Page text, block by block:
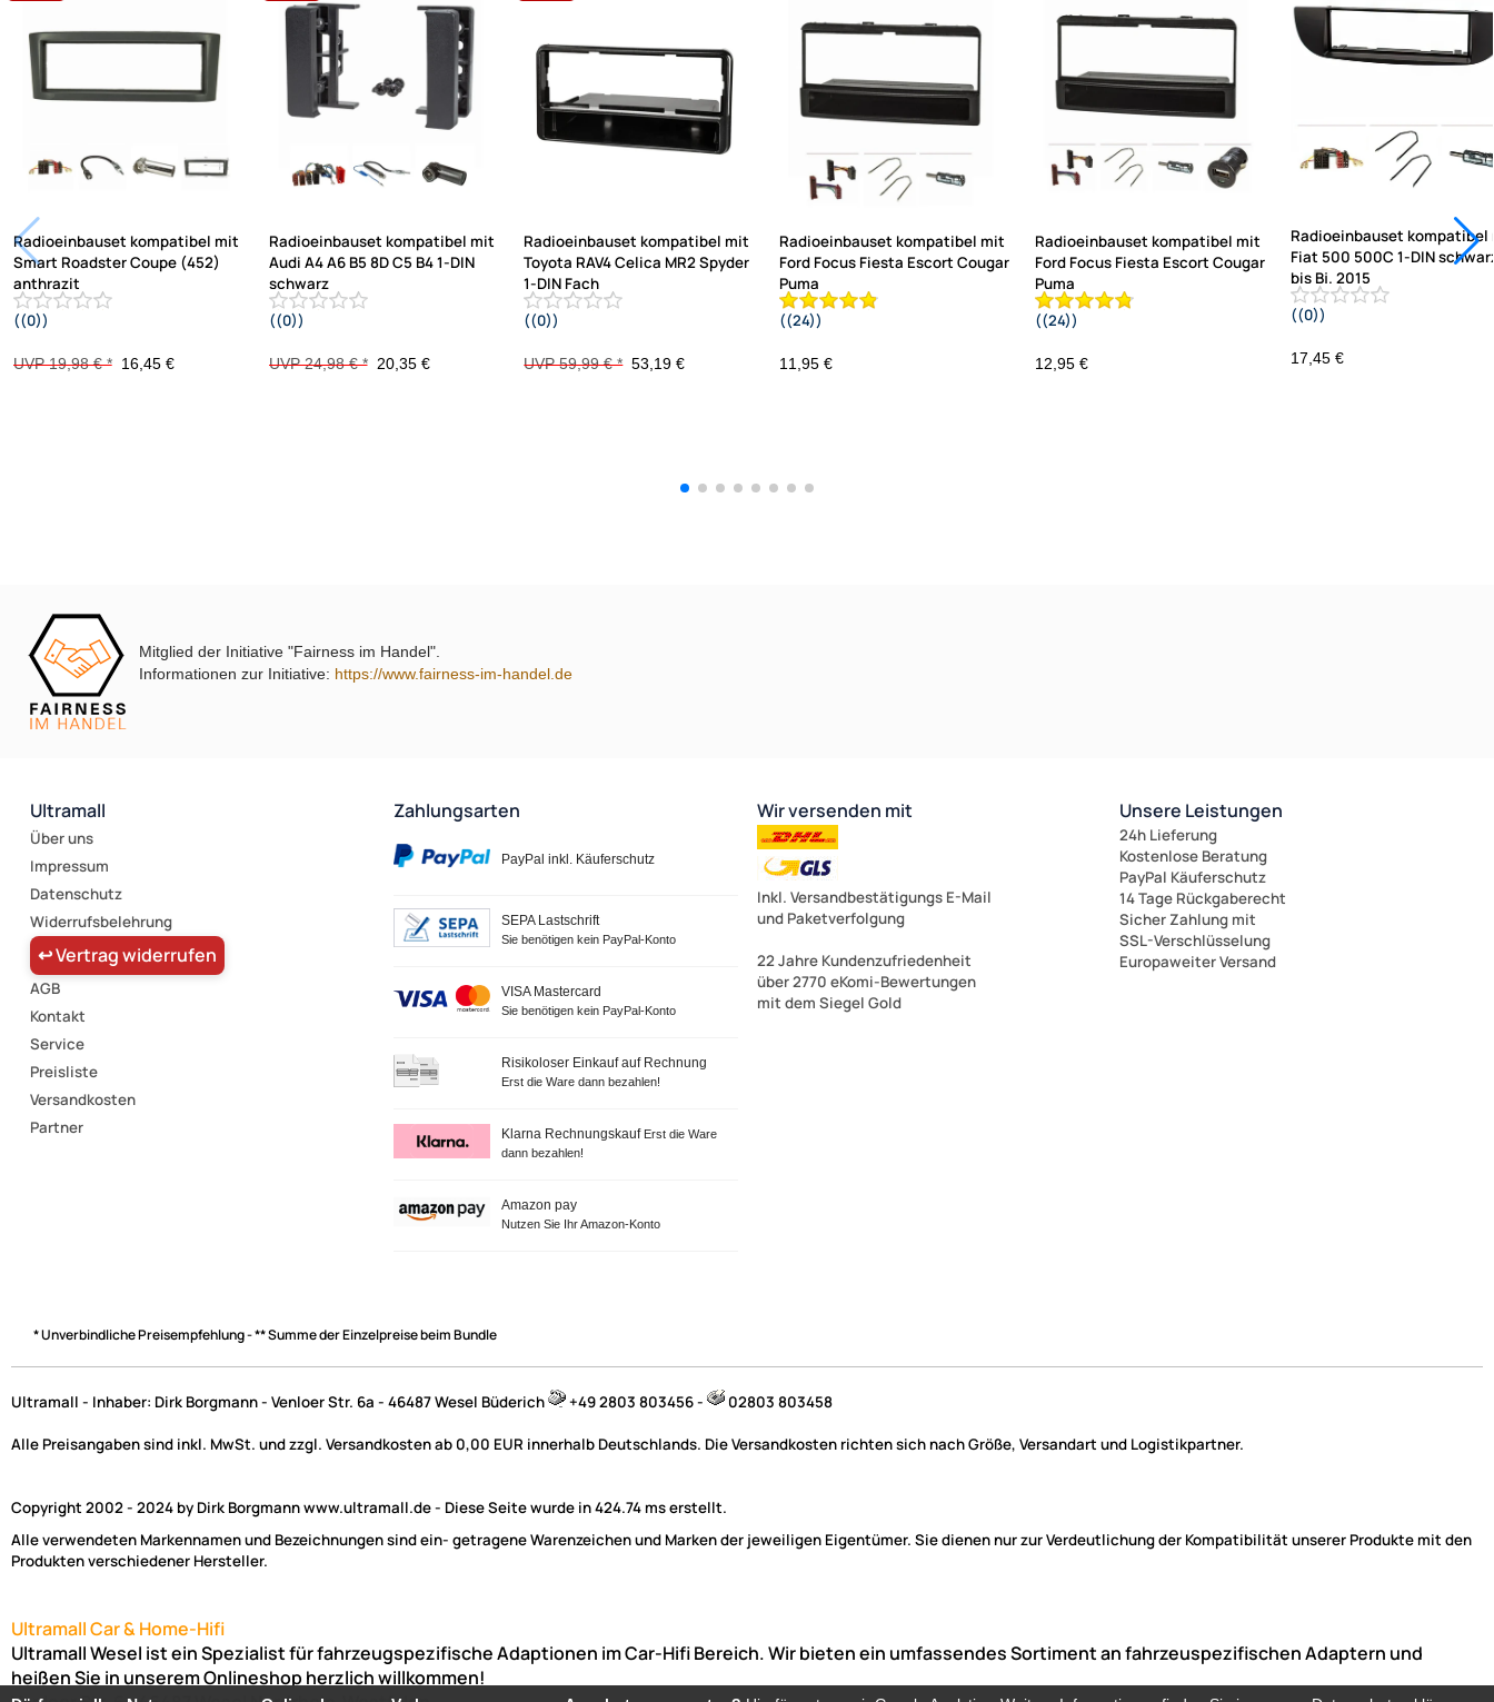
Radioeinbauset kompatibel mit
Smart Roadster Coupe (452)
anthrazit
2003-2005
((0))
UVP 19,98 € *16,45 €
Radioeinbauset kompatibel mit
Audi A4 A6 B5 8D C5 B4 1-DIN
schwarz
((0))
UVP 24,98 € *20,35 €
Radioeinbauset kompatibel mit
Toyota RAV4 Celica MR2 Spyder
1-DIN Fach
schwarz
((0))
UVP 59,99 € *53,19 €
Radioeinbauset kompatibel mit
Ford Focus Fiesta Escort Cougar
Puma
Mondeo Mondeo Transit mit
Ablagefach Radioadapter ISO
((24))
11,95 €
Radioeinbauset kompatibel mit
Ford Focus Fiesta Escort Cougar
Puma
Mondeo Mondeo Transit mit
Ablagefach Radioadapter ISO
((24))
12,95 €
Radioeinbauset kompatibel
Fiat 500 500C 1-DIN
bis Bj. 2015
((0))
17,45 €
Mitglied der Initiative "Fairness im Handel".
Informationen zur Initiative: https://www.fairness-im-handel.de
Ultramall
Über uns
Impressum
Datenschutz
Widerrufsbelehrung
↩ Vertrag widerrufen
AGB
Kontakt
Service
Preisliste
Versandkosten
Partner
Zahlungsarten
PayPal inkl. Käuferschutz
SEPA Lastschrift
Sie benötigen kein PayPal-Konto
VISA Mastercard
Sie benötigen kein PayPal-Konto
Risikoloser Einkauf auf Rechnung
Erst die Ware dann bezahlen!
Klarna Rechnungskauf Erst die Ware
dann bezahlen!
Amazon pay
Nutzen Sie Ihr Amazon-Konto
Wir versenden mit
Inkl. Versandbestätigungs E-Mail
und Paketverfolgung
22 Jahre Kundenzufriedenheit
über 2770 eKomi-Bewertungen
mit dem Siegel Gold
Unsere Leistungen
24h Lieferung
Kostenlose Beratung
PayPal Käuferschutz
14 Tage Rückgaberecht
Sicher Zahlung mit
SSL-Verschlüsselung
Europaweiter Versand
* Unverbindliche Preisempfehlung - ** Summe der Einzelpreise beim Bundle
Ultramall - Inhaber: Dirk Borgmann - Venloer Str. 6a - 46487 Wesel Büderich +49 2803 803456 - 02803 803458
Alle Preisangaben sind inkl. MwSt. und zzgl. Versandkosten ab 0,00 EUR innerhalb Deutschlands. Die Versandkosten richten sich nach Größe, Versandart und Logistikpartner.
Copyright 2002 - 2024 by Dirk Borgmann www.ultramall.de - Diese Seite wurde in 424.74 ms erstellt.
Alle verwendeten Markennamen und Bezeichnungen sind ein- getragene Warenzeichen und Marken der jeweiligen Eigentümer. Sie dienen nur zur Verdeutlichung der Kompatibilität unserer Produkte mit den
Produkten verschiedener Hersteller.
Ultramall Car & Home-Hifi
Ultramall Wesel ist ein Spezialist für fahrzeugspezifische Adaptionen im Car-Hifi Bereich. Wir bieten ein umfassendes Sortiment an fahrzeuspezifischen Adaptern und
heißen Sie in unserem Onlineshop herzlich willkommen!